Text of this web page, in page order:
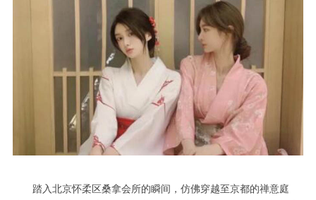
踏入北京怀柔区桑拿会所的瞬间，仿佛穿越至京都的禅意庭